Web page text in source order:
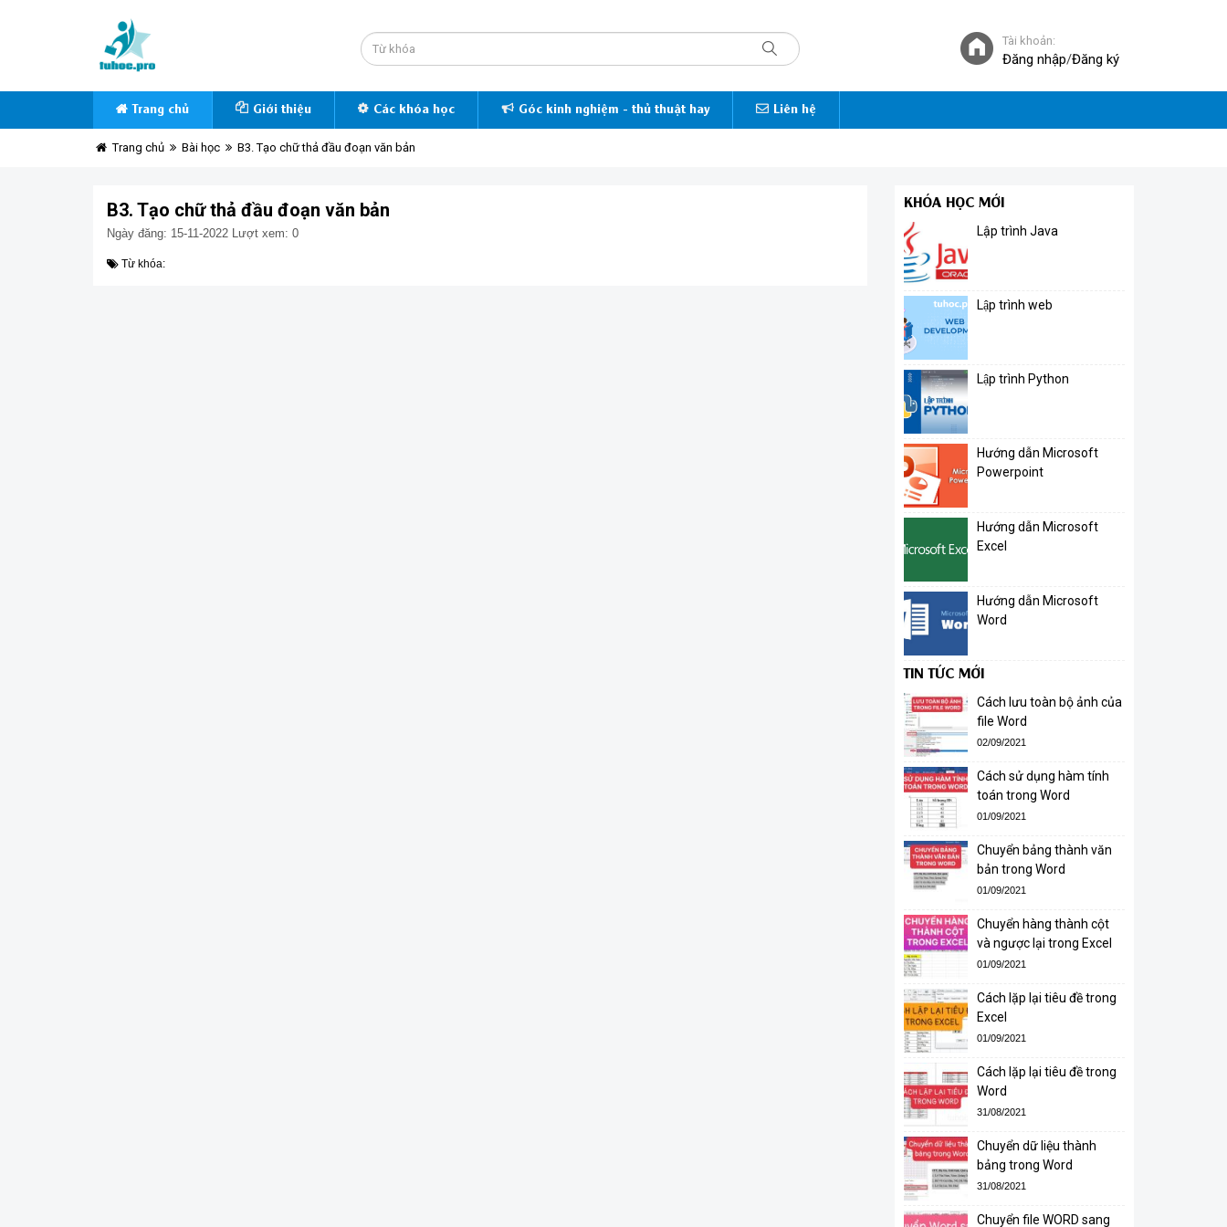
Tài khoản:
Đăng nhập/Đăng ký
Trang chủ Giới thiệu Các khóa học Góc kinh nghiệm - thủ thuật hay Liên hệ
Trang chủ Bài học B3. Tạo chữ thả đầu đoạn văn bản
B3. Tạo chữ thả đầu đoạn văn bản
Ngày đăng: 15-11-2022 Lượt xem: 0
Từ khóa:
KHÓA HỌC MỚI
Lập trình Java
Lập trình web
Lập trình Python
Hướng dẫn Microsoft
Powerpoint
Hướng dẫn Microsoft
Excel
Hướng dẫn Microsoft
Word
TIN TỨC MỚI
Cách lưu toàn bộ ảnh của
file Word
02/09/2021
Cách sử dụng hàm tính
toán trong Word
01/09/2021
Chuyển bảng thành văn
bản trong Word
01/09/2021
Chuyển hàng thành cột
và ngược lại trong Excel
01/09/2021
Cách lặp lại tiêu đề trong
Excel
01/09/2021
Cách lặp lại tiêu đề trong
Word
31/08/2021
Chuyển dữ liệu thành
bảng trong Word
31/08/2021
Chuyển file WORD sang